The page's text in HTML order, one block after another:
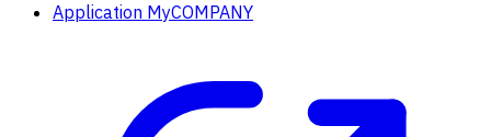
Application MyCOMPANY